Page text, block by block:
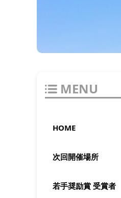
MENU
HOME
次回開催場所
若手奨励賞 受賞者